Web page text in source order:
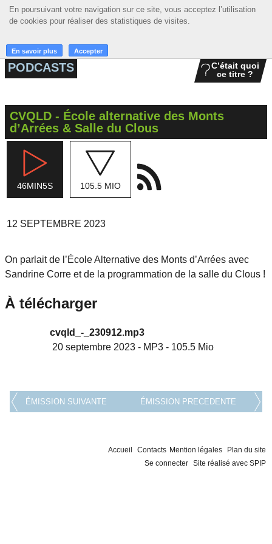
En poursuivant votre navigation sur ce site, vous acceptez l’utilisation
de cookies pour réaliser des statistiques de visites.
En savoir plus Accepter
En poursuivant votre navigation sur ce site, vous acceptez l’utilisation
de cookies pour réaliser des statistiques de visites.
En savoir plus Accepter
☰ MENU
ACCUEIL
GRILLE
MUSIQUE
ACTIONS
LA RADIO
PODCASTS
C’était quoi
ce titre ?
CVQLD - École alternative des Monts
d’Arrées & Salle du Clous
46MIN5S 105.5 MIO
12 SEPTEMBRE 2023
On parlait de l’École Alternative des Monts d’Arrées avec
Sandrine Corre et de la programmation de la salle du Clous !
À télécharger
cvqld_-_230912.mp3
20 septembre 2023 - MP3 - 105.5 Mio
ÉMISSION SUIVANTE ÉMISSION PRECEDENTE
Accueil Contacts Mention légales
Plan du site
Se connecter Site réalisé avec SPIP